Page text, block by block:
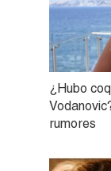
¿Hubo
rumores